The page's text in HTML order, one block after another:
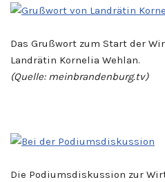
Das Grußwort zum Start der
Landrätin Kornelia Wehlan.
(Quelle: meinbrandenburg.tv)
Die Podiumsdiskussion zur